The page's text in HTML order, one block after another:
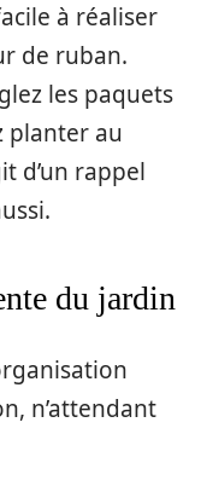
à réaliser
de ruban.
les paquets
planter au
d’un rappel
du jardin
n’attendant